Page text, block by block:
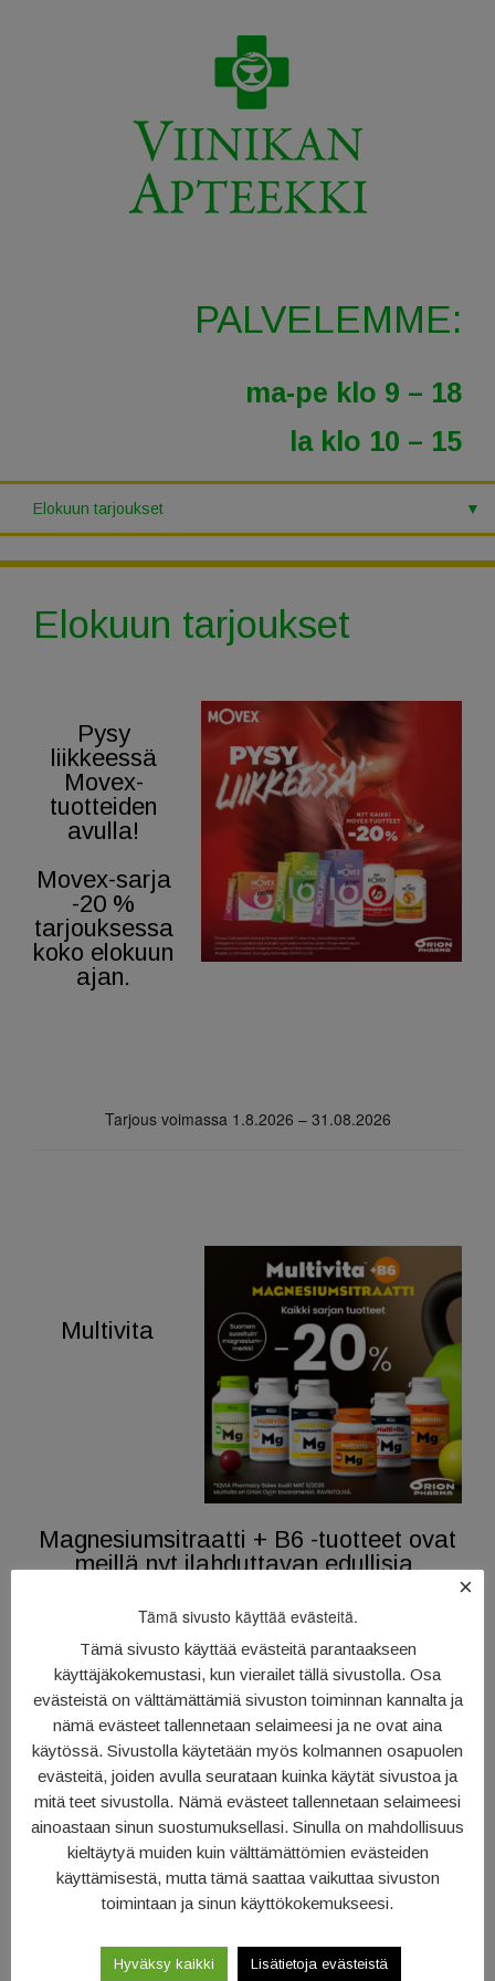
PALVELEMME:
ma-pe klo 9 – 18
la klo 10 – 15
Elokuun tarjoukset
Elokuun tarjoukset
Pysy
liikkeessä
Movex-
tuotteiden
avulla!
Movex-sarja
-20 %
tarjouksessa
koko elokuun
ajan.
Tarjous voimassa 1.8.2026 – 31.08.2026
Multivita
Magnesiumsitraatti + B6 -tuotteet ovat
meillä nyt ilahduttavan edullisia.
Multivita magnesiumsitraatti kaikki
sarjan tuotteet -20% koko elokuun ajan!
Tarjous voimassa 1.8.2026 – 31.08.2026
Nyt korvat auki! Remo-Wax® on kotimainen
Tämä sivusto käyttää evästeitä.
Tämä sivusto käyttää evästeitä parantaakseen
käyttäjäkokemustasi, kun vierailet tällä sivustolla. Osa
evästeistä on välttämättämiä sivuston toiminnan kannalta ja
nämä evästeet tallennetaan selaimeesi ja ne ovat aina
käytössä. Sivustolla käytetään myös kolmannen osapuolen
evästeitä, joiden avulla seurataan kuinka käytät sivustoa ja
mitä teet sivustolla. Nämä evästeet tallennetaan selaimeesi
ainoastaan sinun suostumuksellasi. Sinulla on mahdollisuus
kieltäytyä muiden kuin välttämättömien evästeiden
käyttämisestä, mutta tämä saattaa vaikuttaa sivuston
toimintaan ja sinun käyttökokemukseesi.
Hyväksy kaikki Lisätietoja evästeistä
×